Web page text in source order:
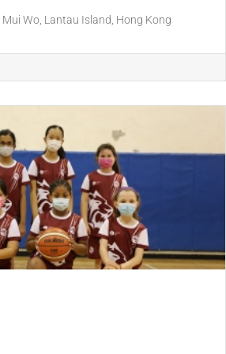
Mui Wo, Lantau Island, Hong Kong